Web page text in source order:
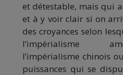
et détestable, mais qui
et à y voir clair si on
des croyances selon
l’impérialisme
l’impérialisme chinois
puissances qui se